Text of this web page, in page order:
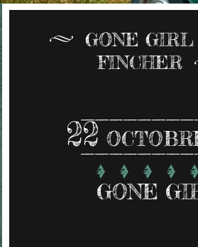
GONE
FINCHER
22
GONE